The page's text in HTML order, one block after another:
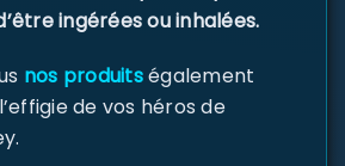
ingérées ou inhalées.
nos produitségalement
de vos héros de